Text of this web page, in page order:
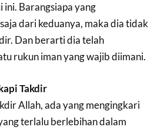
Barangsiapa yang
dari keduanya, maka dia tidak
Dan berarti dia telah
rukun iman yang wajib diimani.
Takdir
Allah, ada yang mengingkari
terlalu berlebihan dalam